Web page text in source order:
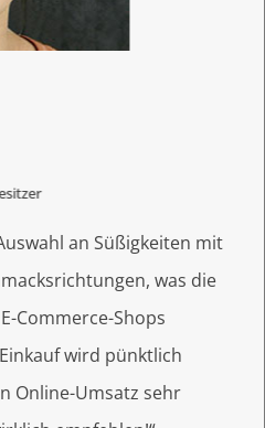
an Süßigkeiten mit
was die
Commerce-Shops
wird pünktlich
Online-Umsatz sehr